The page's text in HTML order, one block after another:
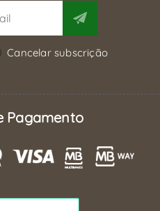
Cancelar subscrição
Pagamento